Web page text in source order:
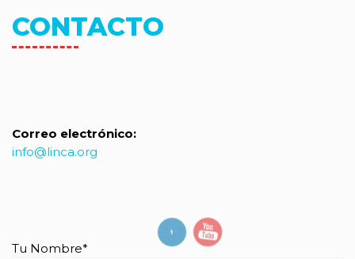
CONTACTO
Correo electrónico:
info@linca.org
Tu Nombre*